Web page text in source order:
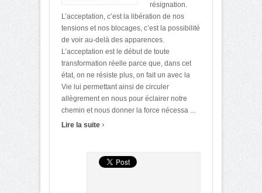
résignation.
L’acceptation, c’est la libération de nos
tensions et nos blocages, c’est la possibilité
de voir au-delà des apparences.
L’acceptation est le début de toute
transformation réelle parce que, dans cet
état, on ne résiste plus, on fait un avec la
Vie lui permettant ainsi de circuler
allègrement en nous pour éclairer notre
chemin et nous donner la force nécessa ...
Lire la suite ›